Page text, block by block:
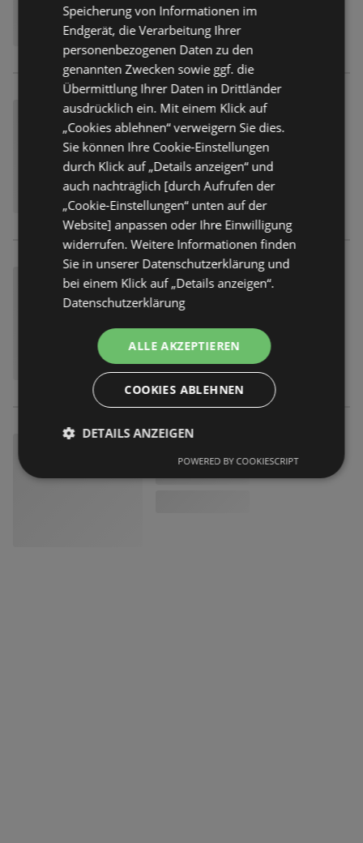
Speicherung von Informationen im
Endgerät, die Verarbeitung Ihrer
personenbezogenen Daten zu den
genannten Zwecken sowie ggf. die
Übermittlung Ihrer Daten in Drittländer
ausdrücklich ein. Mit einem Klick auf
„Cookies ablehnen“ verweigern Sie dies.
Sie können Ihre Cookie-Einstellungen
durch Klick auf „Details anzeigen“ und
auch nachträglich [durch Aufrufen der
„Cookie-Einstellungen“ unten auf der
Website] anpassen oder Ihre Einwilligung
widerrufen. Weitere Informationen finden
Sie in unserer Datenschutzerklärung und
bei einem Klick auf „Details anzeigen“.
Datenschutzerklärung
ALLE AKZEPTIEREN
COOKIES ABLEHNEN
DETAILS ANZEIGEN
POWERED BY COOKIESCRIPT